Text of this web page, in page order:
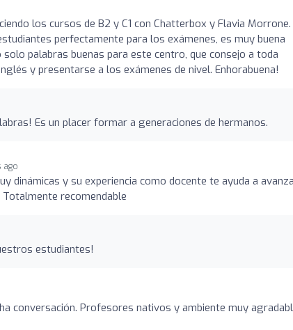
los cursos de B2 y C1 con Chatterbox y Flavia Morrone.
perfectamente para los exámenes, es muy buena
palabras buenas para este centro, que consejo a toda
y presentarse a los exámenes de nivel. Enhorabuena!
Es un placer formar a generaciones de hermanos.
ago
dinámicas y su experiencia como docente te ayuda a
recomendable
estudiantes!
conversación. Profesores nativos y ambiente muy